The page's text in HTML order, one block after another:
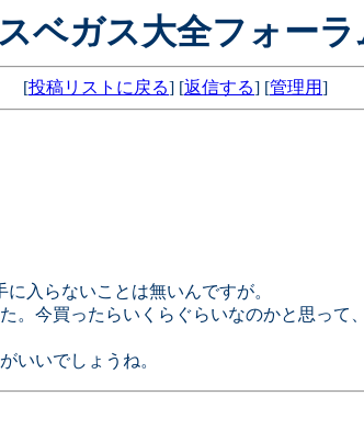
ベガス大全フォーラ
[投稿リストに戻る] [返信する] [管理用]
入らないことは無いんですが。
。今買ったらいくらぐらいなのかと思っ
いいでしょうね。